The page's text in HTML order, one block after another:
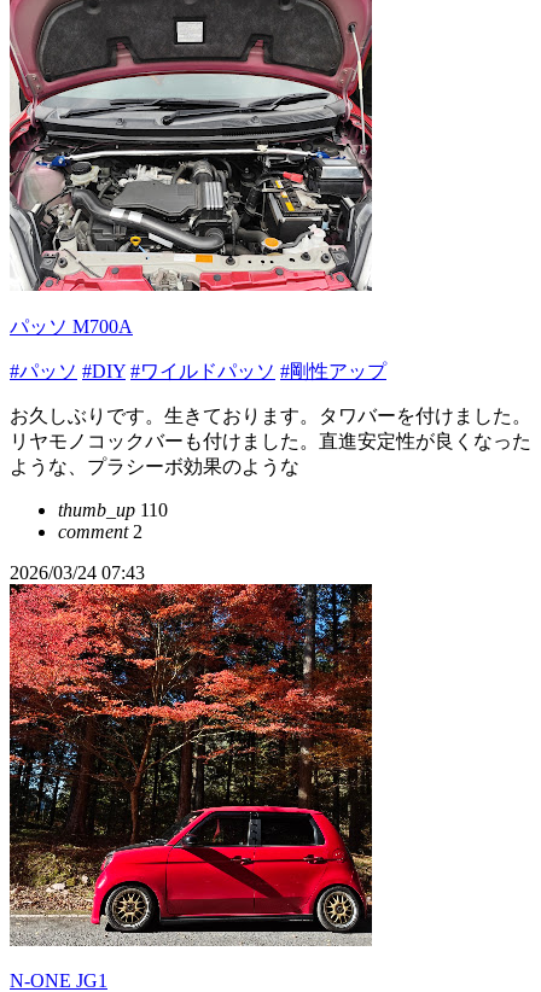
パッソ M700A
#パッソ #DIY #ワイルドパッソ #剛性アップ
お久しぶりです。生きております。タワバーを付けました。
リヤモノコックバーも付けました。直進安定性が良くなった
ような、プラシーボ効果のような
thumb_up 110
comment2
2026/03/24 07:43
N-ONE JG1